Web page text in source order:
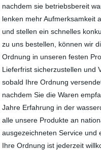
nachdem sie betriebsbereit
lenken mehr Aufmerksamkeit
und stellen ein schnelles
zu uns bestellen, können wir
Ordnung in unseren festen
Lieferfrist sicherzustellen und
sobald Ihre Ordnung
nachdem Sie die Waren
Jahre Erfahrung in der
alle unsere Produkte an
ausgezeichneten Service und
Ihre Ordnung ist jederzeit